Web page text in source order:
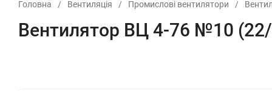
Головна / Вентиляція / Промислові вентилятори /
Вентилятор ВЦ 4-76 №10